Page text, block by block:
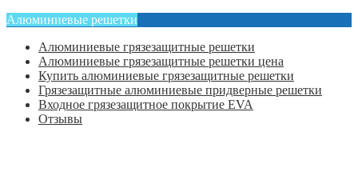
Алюминиевые решетки
Алюминиевые грязезащитные решетки
Алюминиевые грязезащитные решетки цена
Купить алюминиевые грязезащитные решетки
Грязезащитные алюминиевые придверные решетки
Входное грязезащитное покрытие EVA
Отзывы